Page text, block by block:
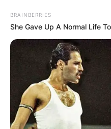
interesan.
favor, active
ACTIVAR AHORA
TEMAS
BRAINBERRIES
She Gave Up A Normal Life